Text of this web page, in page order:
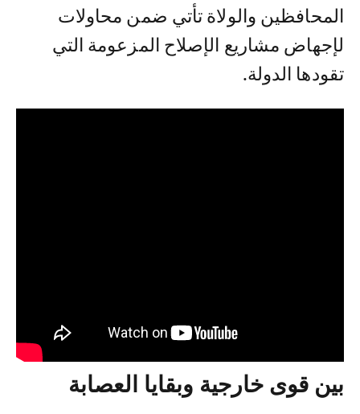
المحافظين والولاة تأتي ضمن محاولات
لإجهاض مشاريع الإصلاح المزعومة التي
تقودها الدولة.
بين قوى خارجية وبقايا العصابة